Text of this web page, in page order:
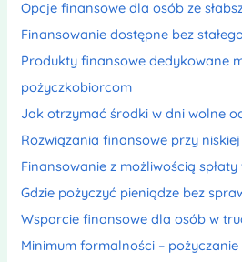
Opcje finansowe dla osób ze
Finansowanie dostępne bez
Produkty finansowe dedykowane
pożyczkobiorcom
Jak otrzymać środki w dni wolne
Rozwiązania finansowe przy
Finansowanie z możliwością
Gdzie pożyczyć pieniądze bez
Wsparcie finansowe dla osób w
Minimum formalności –